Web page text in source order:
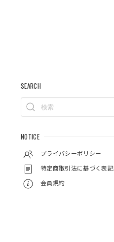
SEARCH
NOTICE
プライバシーポリシー
特定商取引法に基づく表記
会員規約